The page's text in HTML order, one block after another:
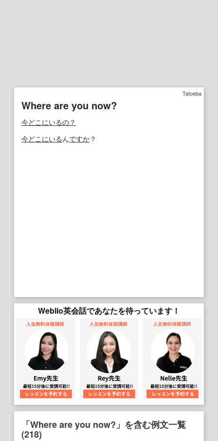
Tatoeba
Where are you now?
今どこにいるの？
今どこにいる んですか ？
Weblio英会話であなたを待っています！
「Where are you now?」を含む例文一覧
(218)